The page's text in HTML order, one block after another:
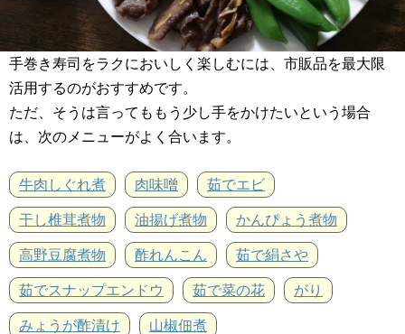
手巻き寿司をラクにおいしく楽しむには、市販品を最大限
活用するのがおすすめです。
ただ、そうは言ってももう少し手をかけたいという場合
は、次のメニューがよく合います。
牛肉しぐれ煮 肉味噌 茹でエビ
干し椎茸煮物 油揚げ煮物 かんぴょう煮物
高野豆腐煮物 酢れんこん 茹で絹さや
茹でスナップエンドウ 茹で菜の花 がり
みょうが酢漬け 山椒佃煮